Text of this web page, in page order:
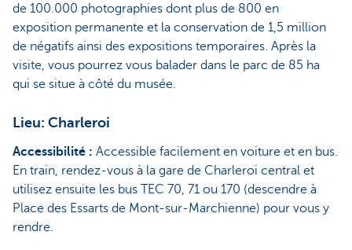
de 100.000 photographies dont plus de 800 en
exposition permanente et la conservation de 1,5 million
de négatifs ainsi des expositions temporaires. Après la
visite, vous pourrez vous balader dans le parc de 85 ha
qui se situe à côté du musée.
Lieu: Charleroi
Accessibilité : Accessible facilement en voiture et en bus.
En train, rendez-vous à la gare de Charleroi central et
utilisez ensuite les bus TEC 70, 71 ou 170 (descendre à
Place des Essarts de Mont-sur-Marchienne) pour vous y
rendre.